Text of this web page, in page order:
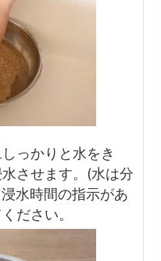
っかりと水をき
させます。(水は分
水時間の指示があ
ださい。